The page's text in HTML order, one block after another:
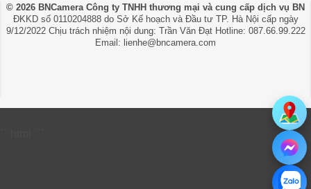
© 2026 BNCamera Công ty TNHH thương mại và cung cấp dịch vụ BN
ĐKKD số 0110204888 do Sở Kế hoạch và Đầu tư TP. Hà Nội cấp ngày
9/12/2022 Chịu trách nhiệm nội dung: Trần Văn Đạt Hotline: 087.66.99.222
Email: lienhe@bncamera.com